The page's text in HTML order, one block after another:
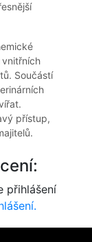
Součástí
přístup,
přihlášení